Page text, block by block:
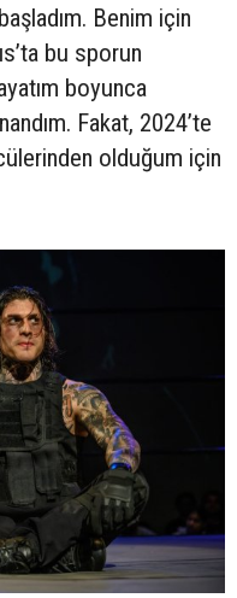
Benim için
bu sporun
boyunca
Fakat, 2024’te
olduğum için